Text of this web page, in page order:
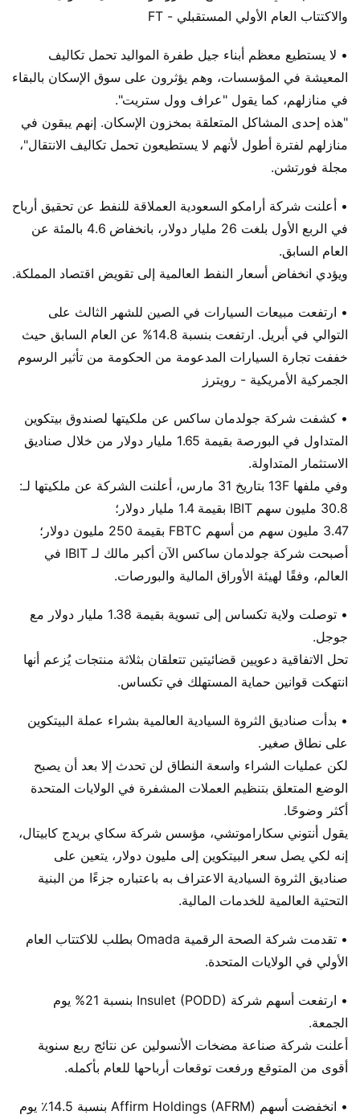
والاكتتاب العام الأولي المستقبلي - FT
• لا يستطيع معظم أبناء جيل طفرة المواليد تحمل تكاليف
المعيشة في المؤسسات، وهم يؤثرون على سوق الإسكان بالبقاء
في منازلهم، كما يقول "عراف وول ستريت".
"هذه إحدى المشاكل المتعلقة بمخزون الإسكان. إنهم يبقون في
منازلهم لفترة أطول لأنهم لا يستطيعون تحمل تكاليف الانتقال"،
مجلة فورتشن.
• أعلنت شركة أرامكو السعودية العملاقة للنفط عن تحقيق أرباح
في الربع الأول بلغت 26 مليار دولار، بانخفاض 4.6 بالمئة عن
العام السابق.
ويؤدي انخفاض أسعار النفط العالمية إلى تقويض اقتصاد المملكة.
• ارتفعت مبيعات السيارات في الصين للشهر الثالث على
التوالي في أبريل. ارتفعت بنسبة 14.8% عن العام السابق حيث
خففت تجارة السيارات المدعومة من الحكومة من تأثير الرسوم
الجمركية الأمريكية - رويترز
• كشفت شركة جولدمان ساكس عن ملكيتها لصندوق بيتكوين
المتداول في البورصة بقيمة 1.65 مليار دولار من خلال صناديق
الاستثمار المتداولة.
وفي ملفها 13F بتاريخ 31 مارس، أعلنت الشركة عن ملكيتها لـ:
30.8 مليون سهم IBIT بقيمة 1.4 مليار دولار؛
3.47 مليون سهم من أسهم FBTC بقيمة 250 مليون دولار؛
أصبحت شركة جولدمان ساكس الآن أكبر مالك لـ IBIT في
العالم، وفقًا لهيئة الأوراق المالية والبورصات.
• توصلت ولاية تكساس إلى تسوية بقيمة 1.38 مليار دولار مع
جوجل.
تحل الاتفاقية دعويين قضائيتين تتعلقان بثلاثة منتجات يُزعم أنها
انتهكت قوانين حماية المستهلك في تكساس.
• بدأت صناديق الثروة السيادية العالمية بشراء عملة البيتكوين
على نطاق صغير.
لكن عمليات الشراء واسعة النطاق لن تحدث إلا بعد أن يصبح
الوضع المتعلق بتنظيم العملات المشفرة في الولايات المتحدة
أكثر وضوحًا.
يقول أنتوني سكاراموتشي، مؤسس شركة سكاي بريدج كابيتال،
إنه لكي يصل سعر البيتكوين إلى مليون دولار، يتعين على
صناديق الثروة السيادية الاعتراف به باعتباره جزءًا من البنية
التحتية العالمية للخدمات المالية.
• تقدمت شركة الصحة الرقمية Omada بطلب للاكتتاب العام
الأولي في الولايات المتحدة.
• ارتفعت أسهم شركة Insulet (PODD) بنسبة 21% يوم
الجمعة.
أعلنت شركة صناعة مضخات الأنسولين عن نتائج ربع سنوية
أقوى من المتوقع ورفعت توقعات أرباحها للعام بأكمله.
• انخفضت أسهم Affirm Holdings (AFRM) بنسبة 14.5٪ يوم